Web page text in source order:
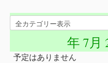
年 7月
予定はありません